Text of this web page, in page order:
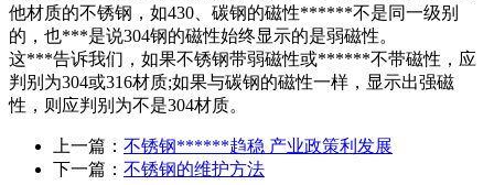
他材质的不锈钢，如430、碳钢的磁性******不是同一级别
的，也***是说304钢的磁性始终显示的是弱磁性。
这***告诉我们，如果不锈钢带弱磁性或******不带磁性，应
判别为304或316材质;如果与碳钢的磁性一样，显示出强磁
性，则应判别为不是304材质。
上一篇： 不锈钢******趋稳 产业政策利发展
下一篇： 不锈钢的维护方法